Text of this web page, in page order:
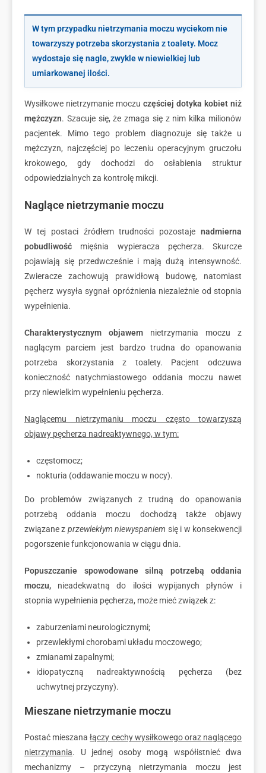
W tym przypadku nietrzymania moczu wyciekom nie
towarzyszy potrzeba skorzystania z toalety. Mocz
wydostaje się nagle, zwykle w niewielkiej lub
umiarkowanej ilości.
Wysiłkowe nietrzymanie moczu częściej dotyka kobiet niż
mężczyzn. Szacuje się, że zmaga się z nim kilka milionów
pacjentek. Mimo tego problem diagnozuje się także u
mężczyzn, najczęściej po leczeniu operacyjnym gruczołu
krokowego, gdy dochodzi do osłabienia struktur
odpowiedzialnych za kontrolę mikcji.
Naglące nietrzymanie moczu
W tej postaci źródłem trudności pozostaje nadmierna
pobudliwość mięśnia wypieracza pęcherza. Skurcze
pojawiają się przedwcześnie i mają dużą intensywność.
Zwieracze zachowują prawidłową budowę, natomiast
pęcherz wysyła sygnał opróżnienia niezależnie od stopnia
wypełnienia.
Charakterystycznym objawem nietrzymania moczu z
naglącym parciem jest bardzo trudna do opanowania
potrzeba skorzystania z toalety. Pacjent odczuwa
konieczność natychmiastowego oddania moczu nawet
przy niewielkim wypełnieniu pęcherza.
Naglącemu nietrzymaniu moczu często towarzyszą
objawy pęcherza nadreaktywnego, w tym:
częstomocz;
nokturia (oddawanie moczu w nocy).
Do problemów związanych z trudną do opanowania
potrzebą oddania moczu dochodzą także objawy
związane z przewlekłym niewyspaniem się i w konsekwencji
pogorszenie funkcjonowania w ciągu dnia.
Popuszczanie spowodowane silną potrzebą oddania
moczu, nieadekwatną do ilości wypijanych płynów i
stopnia wypełnienia pęcherza, może mieć związek z:
zaburzeniami neurologicznymi;
przewlekłymi chorobami układu moczowego;
zmianami zapalnymi;
idiopatyczną nadreaktywnością pęcherza (bez
uchwytnej przyczyny).
Mieszane nietrzymanie moczu
Postać mieszanałączy cechy wysiłkowego oraz naglącego
nietrzymania. U jednej osoby mogą współistnieć dwa
mechanizmy – przyczyną nietrzymania moczu jest